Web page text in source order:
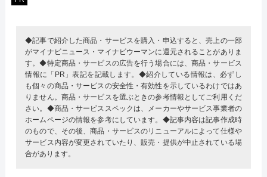
◆記事で紹介した商品・サービスを購入・申込すると、売上の一部
がマイナビニュース・マイナビウーマンに還元されることがありま
す。◆特定商品・サービスの広告を行う場合には、商品・サービス
情報に「PR」表記を記載します。◆紹介している情報は、必ずし
も個々の商品・サービスの安全性・有効性を示しているわけではあ
りません。商品・サービスを選ぶときの参考情報としてご利用くだ
さい。◆商品・サービススペックは、メーカーやサービス事業者の
ホームページの情報を参考にしています。◆記事内容は記事作成時
のもので、その後、商品・サービスのリニューアルによって仕様や
サービス内容が変更されていたり、販売・提供が中止されている場
合があります。